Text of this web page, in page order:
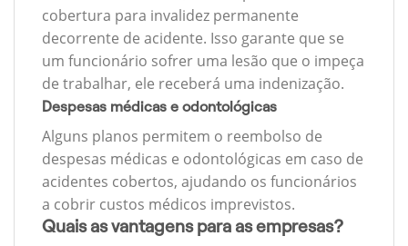
cobertura para invalidez permanente
decorrente de acidente. Isso garante que se
um funcionário sofrer uma lesão que o impeça
de trabalhar, ele receberá uma indenização.
Despesas médicas e odontológicas
Alguns planos permitem o reembolso de
despesas médicas e odontológicas em caso de
acidentes cobertos, ajudando os funcionários
a cobrir custos médicos imprevistos.
Quais as vantagens para as empresas?